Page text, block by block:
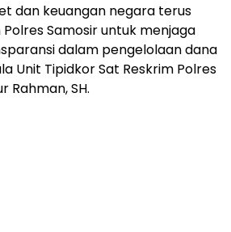
dan keuangan negara terus
Samosir untuk menjaga
dalam pengelolaan dana
Unit Tipidkor Sat Reskrim Polres
Rahman, SH.